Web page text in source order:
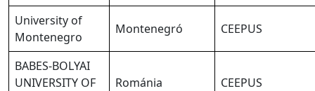
University of
Montenegro
Montenegró CEEPUS
BABES-BOLYAI
UNIVERSITY OF
Románia CEEPUS